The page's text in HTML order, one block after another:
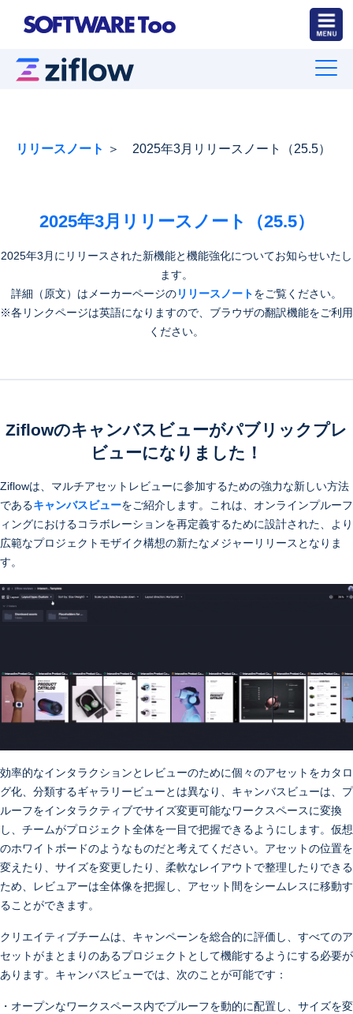
リリースノート ＞ 2025年3月リリースノート（25.5）
2025年3月リリースノート（25.5）
2025年3月にリリースされた新機能と機能強化についてお知らせいたし
ます。
詳細（原文）はメーカーページのリリースノートをご覧ください。
※各リンクページは英語になりますので、ブラウザの翻訳機能をご利用
ください。
Ziflowのキャンバスビューがパブリックプレ
ビューになりました！
Ziflowは、マルチアセットレビューに参加するための強力な新しい方法
であるキャンバスビューをご紹介します。これは、オンラインプルーフ
ィングにおけるコラボレーションを再定義するために設計された、より
広範なプロジェクトモザイク構想の新たなメジャーリリースとなりま
す。
効率的なインタラクションとレビューのために個々のアセットをカタロ
グ化、分類するギャラリービューとは異なり、キャンバスビューは、プ
ルーフをインタラクティブでサイズ変更可能なワークスペースに変換
し、チームがプロジェクト全体を一目で把握できるようにします。仮想
のホワイトボードのようなものだと考えてください。アセットの位置を
変えたり、サイズを変更したり、柔軟なレイアウトで整理したりできる
ため、レビュアーは全体像を把握し、アセット間をシームレスに移動す
ることができます。
クリエイティブチームは、キャンペーンを総合的に評価し、すべてのア
セットがまとまりのあるプロジェクトとして機能するようにする必要が
あります。キャンバスビューでは、次のことが可能です：
・オープンなワークスペース内でプルーフを動的に配置し、サイズを変